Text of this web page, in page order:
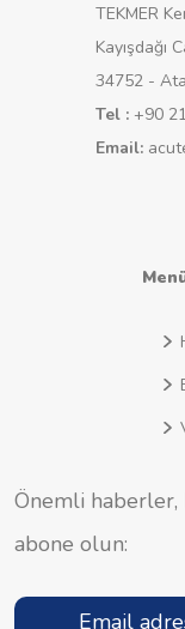
TEKMER
Kayışdağı
34752 -
Tel :+90
Email:
Önemli haberler,
abone olun: